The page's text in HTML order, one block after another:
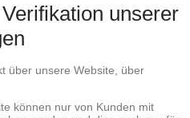
unserer
über unsere Website, über
können nur von Kunden mit